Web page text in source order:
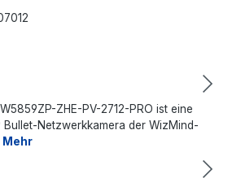
ZHE-PV-2712-PRO ist eine
Bullet-Netzwerkkamera der WizMind-
Mehr